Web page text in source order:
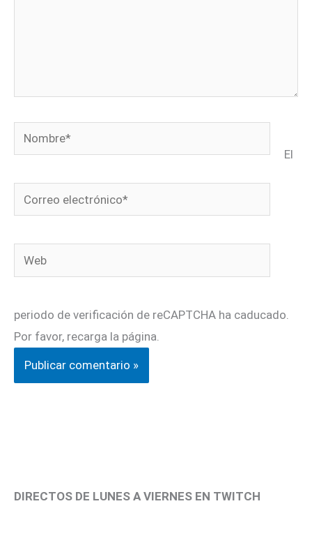
Nombre*
Correo
electrónico*
Web
El
periodo de verificación de reCAPTCHA ha caducado.
Por favor, recarga la página.
DIRECTOS DE LUNES A VIERNES EN TWITCH